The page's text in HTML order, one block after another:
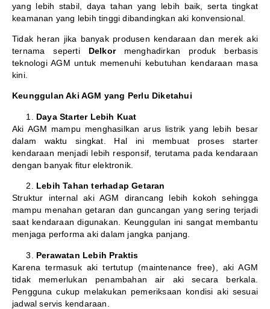
yang lebih stabil, daya tahan yang lebih baik, serta tingkat
keamanan yang lebih tinggi dibandingkan aki konvensional.
Tidak heran jika banyak produsen kendaraan dan merek aki
ternama seperti Delkormenghadirkan produk berbasis
teknologi AGM untuk memenuhi kebutuhan kendaraan masa
kini.
Keunggulan Aki AGM yang Perlu Diketahui
Daya Starter Lebih Kuat
Aki AGM mampu menghasilkan arus listrik yang lebih besar
dalam waktu singkat. Hal ini membuat proses starter
kendaraan menjadi lebih responsif, terutama pada kendaraan
dengan banyak fitur elektronik.
Lebih Tahan terhadap Getaran
Struktur internal aki AGM dirancang lebih kokoh sehingga
mampu menahan getaran dan guncangan yang sering terjadi
saat kendaraan digunakan. Keunggulan ini sangat membantu
menjaga performa aki dalam jangka panjang.
Perawatan Lebih Praktis
Karena termasuk aki tertutup (maintenance free), aki AGM
tidak memerlukan penambahan air aki secara berkala.
Pengguna cukup melakukan pemeriksaan kondisi aki sesuai
jadwal servis kendaraan.